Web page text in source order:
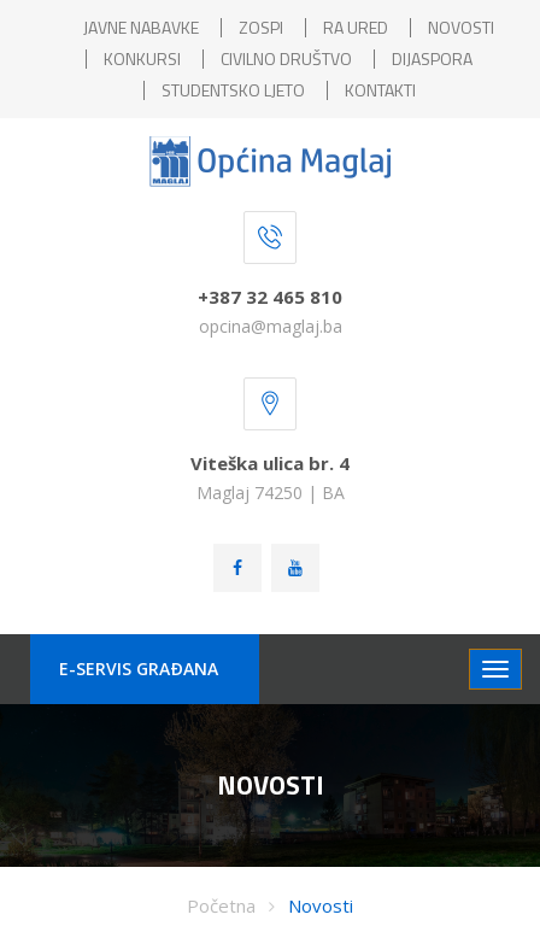
JAVNE NABAVKE ZOSPI RA URED
NOVOSTI
KONKURSI
CIVILNO DRUŠTVO
DIJASPORA
STUDENTSKO LJETO
KONTAKTI
+387 32 465 810
opcina@maglaj.ba
Viteška ulica br. 4
Maglaj 74250 | BA
E-SERVIS GRAÐANA
NOVOSTI
Početna Novosti